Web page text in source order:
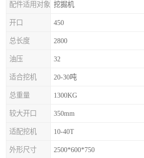
配件适用对象 挖掘机
开口 450
总长度 2800
油压 32
适合挖机 20-30吨
总重量 1300KG
较大开口 350mm
适配挖机 10-40T
外形尺寸 2500*600*750